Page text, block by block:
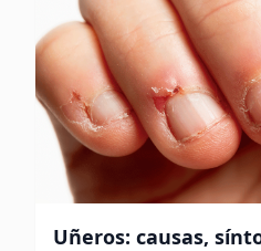
Uñeros: causas,